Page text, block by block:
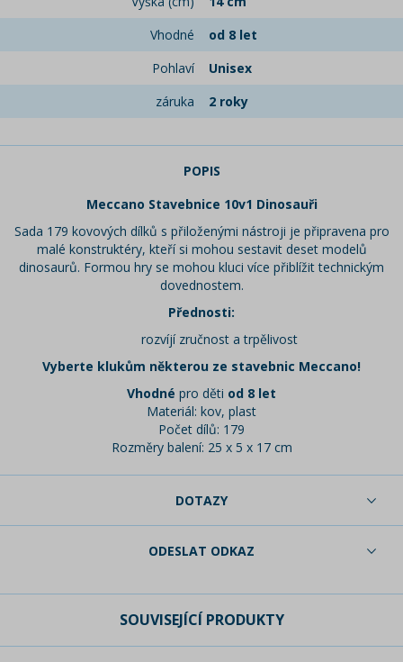
Vhodné
od 8 let
Pohlaví
Unisex
záruka
2 roky
POPIS
Meccano Stavebnice 10v1 Dinosauři
Sada 179 kovových dílků s přiloženými nástroji je připravena pro
malé konstruktéry, kteří si mohou sestavit deset modelů
dinosaurů. Formou hry se mohou kluci více přiblížit technickým
dovednostem.
Přednosti:
rozvíjí zručnost a trpělivost
Vyberte klukům některou ze stavebnic Meccano!
Vhodné pro děti od 8 let
Materiál: kov, plast
Počet dílů: 179
Rozměry balení: 25 x 5 x 17 cm
DOTAZY
ODESLAT ODKAZ
SOUVISEJÍCÍ PRODUKTY